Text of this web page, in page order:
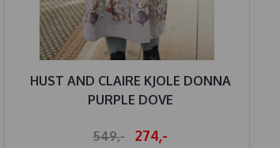
HUST AND CLAIRE KJOLE DONNA
PURPLE DOVE
549,-
274,-